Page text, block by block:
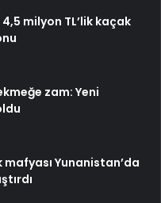
milyon TL’lik kaçak
zam: Yeni
mafyası Yunanistan’da